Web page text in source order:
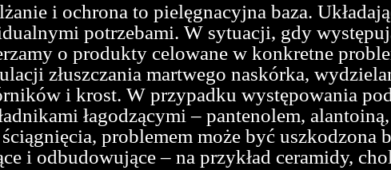
i ochrona to pielęgnacyjna baza.
potrzebami. W sytuacji, gdy
o produkty celowane w konkretne
złuszczania martwego naskórka,
i krost. W przypadku występowania
łagodzącymi – pantenolem,
problemem może być uszkodzona
i odbudowujące – na przykład ceramidy,